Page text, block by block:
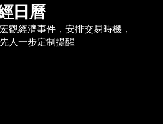
日曆
觀經濟事件，安排交易時機，
人一步定制提醒